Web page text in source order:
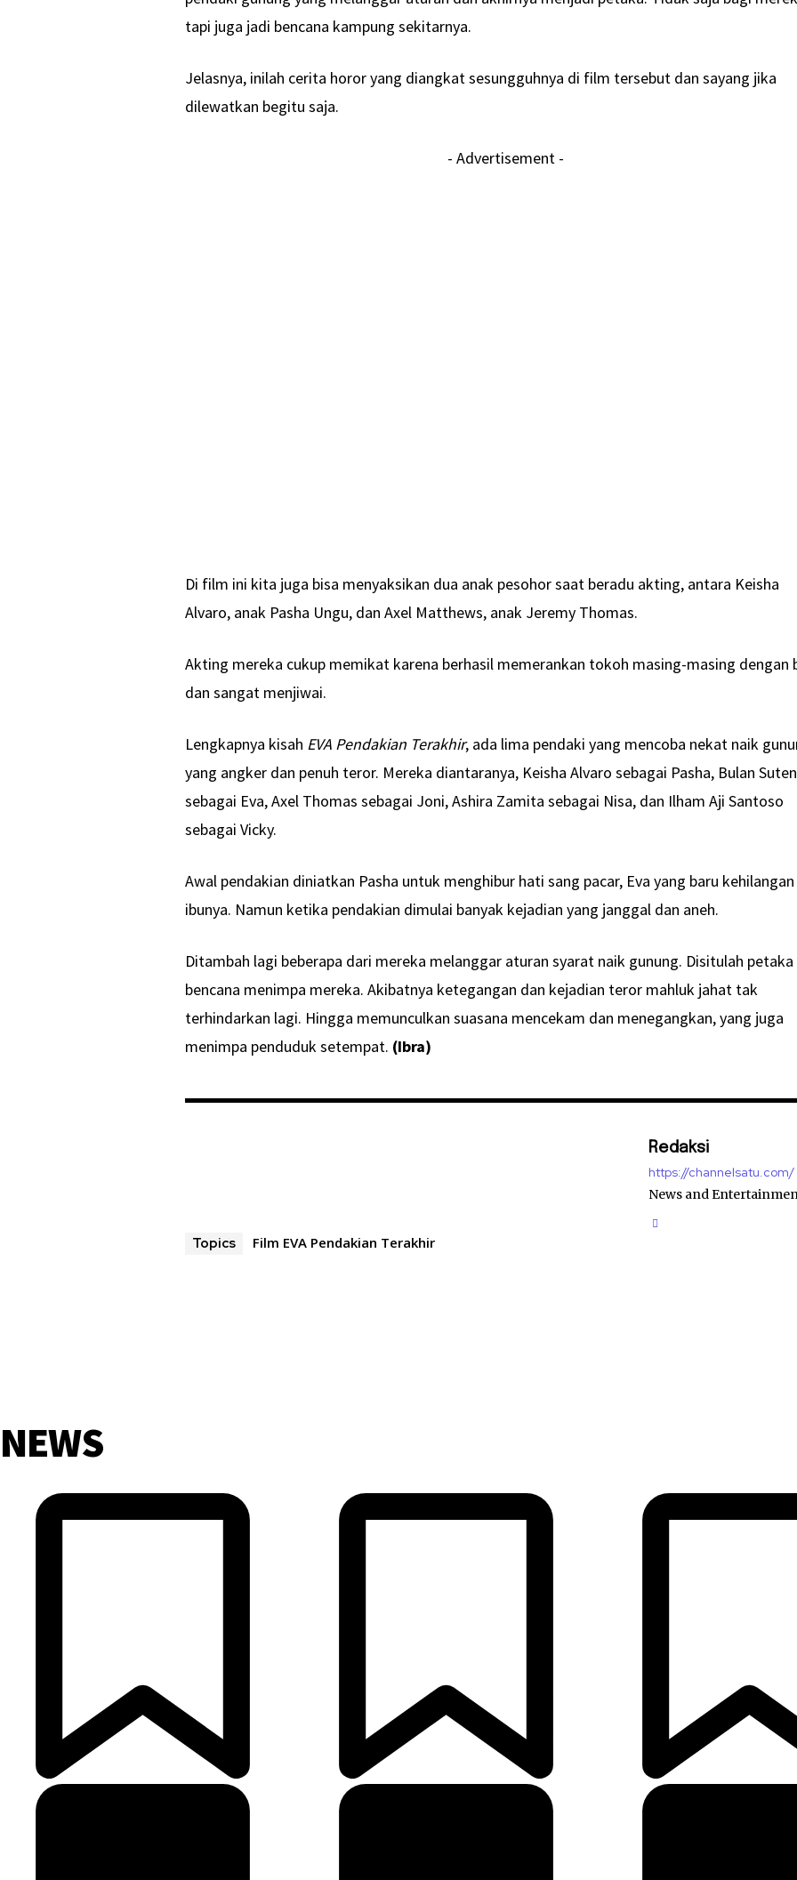
tapi juga jadi bencana kampung sekitarnya.
Jelasnya, inilah cerita horor yang diangkat sesungguhnya di film tersebut dan sayang jika
dilewatkan begitu saja.
- Advertisement -
Di film ini kita juga bisa menyaksikan dua anak pesohor saat beradu akting, antara Keisha
Alvaro, anak Pasha Ungu, dan Axel Matthews, anak Jeremy Thomas.
Akting mereka cukup memikat karena berhasil memerankan tokoh masing-masing dengan
dan sangat menjiwai.
Lengkapnya kisah EVA Pendakian Terakhir, ada lima pendaki yang mencoba nekat naik
yang angker dan penuh teror. Mereka diantaranya, Keisha Alvaro sebagai Pasha, Bulan
sebagai Eva, Axel Thomas sebagai Joni, Ashira Zamita sebagai Nisa, dan Ilham Aji Santoso
sebagai Vicky.
Awal pendakian diniatkan Pasha untuk menghibur hati sang pacar, Eva yang baru kehilangan
ibunya. Namun ketika pendakian dimulai banyak kejadian yang janggal dan aneh.
Ditambah lagi beberapa dari mereka melanggar aturan syarat naik gunung. Disitulah petaka
bencana menimpa mereka. Akibatnya ketegangan dan kejadian teror mahluk jahat tak
terhindarkan lagi. Hingga memunculkan suasana mencekam dan menegangkan, yang juga
menimpa penduduk setempat. (Ibra)
Redaksi
https://channelsatu.com/
News and
Topics Film EVA Pendakian Terakhir
NEWS